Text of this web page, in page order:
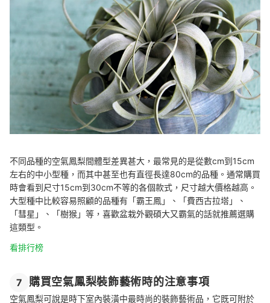
不同品種的空氣鳳梨間體型差異甚大，最常見的是從數cm到15cm
左右的中小型種，而其中甚至也有直徑長達80cm的品種。通常購買
時會看到尺寸15cm到30cm不等的各個款式，尺寸越大價格越高。
大型種中比較容易照顧的品種有「霸王鳳」、「費西古拉塔」、
「彗星」、「樹猴」等，喜歡盆栽外觀碩大又霸氣的話就推薦選購
這類型。
看排行榜
7 購買空氣鳳梨裝飾藝術時的注意事項
空氣鳳梨可說是時下室內裝潢中最時尚的裝飾藝術品，它既可附於